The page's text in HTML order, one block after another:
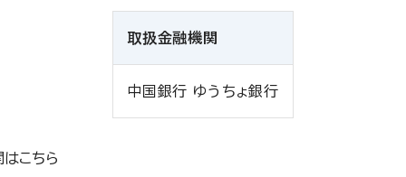
取扱金融機関
中国銀行 ゆうちょ銀行
こちら